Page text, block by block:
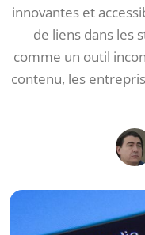
innovantes et
de liens dans les
comme un outil
contenu, les